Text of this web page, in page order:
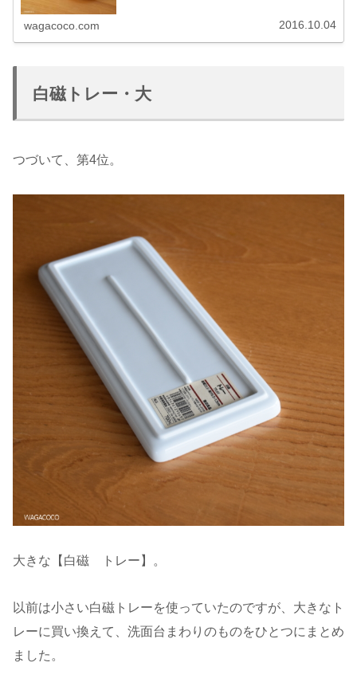
wagacoco.com 2016.10.04
白磁トレー・大
つづいて、第4位。
大きな【白磁 トレー】。
以前は小さい白磁トレーを使っていたのですが、大きなト
レーに買い換えて、洗面台まわりのものをひとつにまとめ
ました。